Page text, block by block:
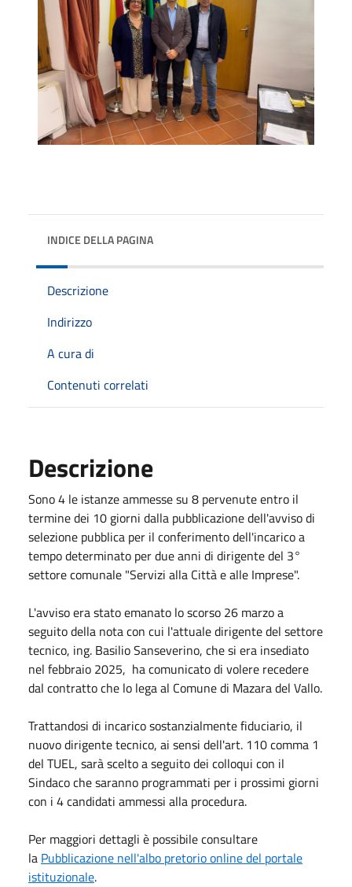
INDICE DELLA PAGINA
Descrizione
Indirizzo
A cura di
Contenuti correlati
Descrizione
Sono 4 le istanze ammesse su 8 pervenute entro il
termine dei 10 giorni dalla pubblicazione dell'avviso di
selezione pubblica per il conferimento dell'incarico a
tempo determinato per due anni di dirigente del 3°
settore comunale "Servizi alla Città e alle Imprese".
L'avviso era stato emanato lo scorso 26 marzo a
seguito della nota con cui l'attuale dirigente del settore
tecnico, ing. Basilio Sanseverino, che si era insediato
nel febbraio 2025, ha comunicato di volere recedere
dal contratto che lo lega al Comune di Mazara del Vallo.
Trattandosi di incarico sostanzialmente fiduciario, il
nuovo dirigente tecnico, ai sensi dell'art. 110 comma 1
del TUEL, sarà scelto a seguito dei colloqui con il
Sindaco che saranno programmati per i prossimi giorni
con i 4 candidati ammessi alla procedura.
Per maggiori dettagli è possibile consultare
la Pubblicazione nell'albo pretorio online del portale
istituzionale.